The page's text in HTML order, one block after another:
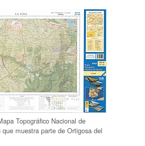
Topográfico Nacional de
que muestra parte de Ortigosa del